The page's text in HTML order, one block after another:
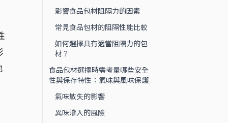
影響食品包材阻隔力的因素
常見食品包材的阻隔性能比較
如何選擇具有適當阻隔力的包
材？
食品包材選擇時需考量哪些安全
性與保存特性：氣味與風味保護
氣味散失的影響
異味滲入的風險